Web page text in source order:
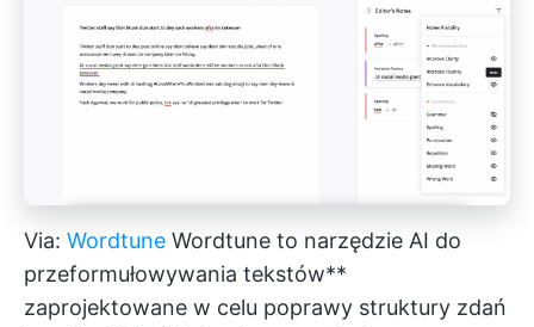
Via: Wordtune Wordtune to narzędzie AI do
przeformułowywania tekstów**
zaprojektowane w celu poprawy struktury zdań